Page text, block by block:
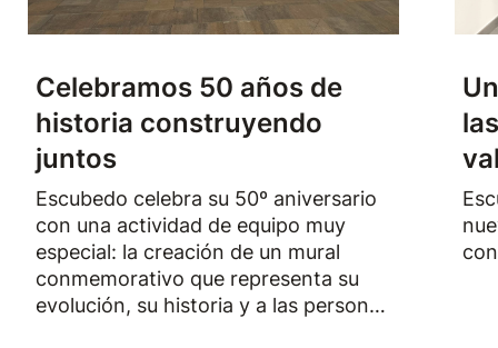
Celebramos 50 años de
historia construyendo
juntos
Escubedo celebra su 50º aniversario
con una actividad de equipo muy
especial: la creación de un mural
conmemorativo que representa su
evolución, su historia y a las personas